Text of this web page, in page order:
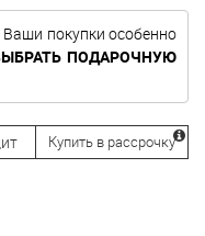
покупки особенно
ПОДАРОЧНУЮ
Купить в рассрочку